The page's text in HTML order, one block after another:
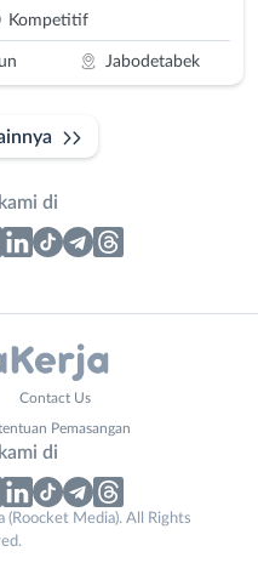
Kompetitif
Jabodetabek
di
Contact Us
Pemasangan
di
Media). All Rights